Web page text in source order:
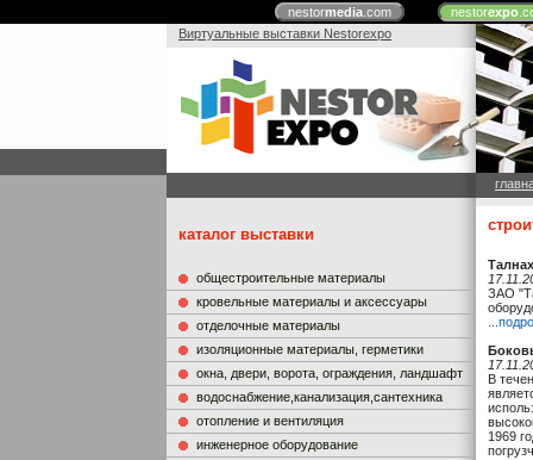
nestormedia.com nestorexpo
Виртуальные выставки Nestorexpo
каталог выставки
общестроительные материалы
кровельные материалы и аксессуары
отделочные материалы
изоляционные материалы, герметики
окна, двери, ворота, ограждения, ландшафт
водоснабжение,канализация,сантехника
отопление и вентиляция
инженерное оборудование
ЗАО
В
1969